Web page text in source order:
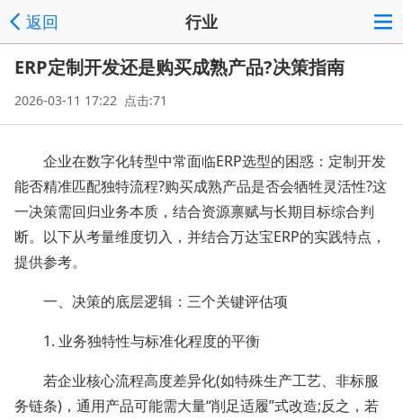
返回 行业
ERP定制开发还是购买成熟产品?决策指南
2026-03-11 17:22 点击:71
企业在数字化转型中常面临ERP选型的困惑：定制开发
能否精准匹配独特流程?购买成熟产品是否会牺牲灵活性?这
一决策需回归业务本质，结合资源禀赋与长期目标综合判
断。以下从考量维度切入，并结合万达宝ERP的实践特点，
提供参考。
一、决策的底层逻辑：三个关键评估项
1. 业务独特性与标准化程度的平衡
若企业核心流程高度差异化(如特殊生产工艺、非标服
务链条)，通用产品可能需大量“削足适履”式改造;反之，若